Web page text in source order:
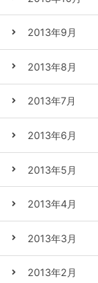
2013年9月
2013年8月
2013年7月
2013年6月
2013年5月
2013年4月
2013年3月
2013年2月